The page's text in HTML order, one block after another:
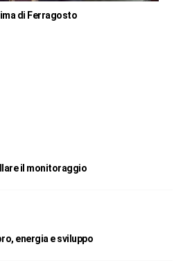
di Ferragosto
il monitoraggio
energia e sviluppo